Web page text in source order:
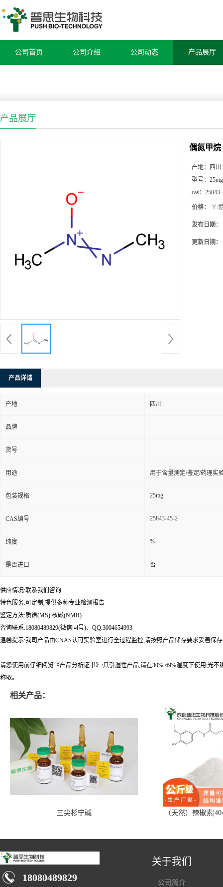
公司首页 公司介绍 公司动态 产品展厅
产品展厅
偶氮甲烷
产地：
四川
型号： 25mg
cas：
价格： ￥/
发布日期：
更新日期：
产品详请
产地 四川
品牌
货号
用途 用于含量测定/鉴定/药理实
包装规格 25mg
CAS编号 25843-45-2
纯度 %
是否进口 否
供应情况:联系我们咨询
特色服务:可定制,提供多种专业检测报告
鉴定方法:质谱(MS),核磁(NMR)
咨询联系:18080489829(微信同号)、QQ:3004654993
温馨提示:我司产品由CNAS认可实验室进行全过程监控,请按照产品储存要求妥善保
请您使用前仔细阅览《产品分析证书》:具引湿性产品,请在30%-69%湿度下使用;光
称取。
相关产品：
三尖杉宁碱 （天然）辣椒素
18080489829
关于我们
公司简介